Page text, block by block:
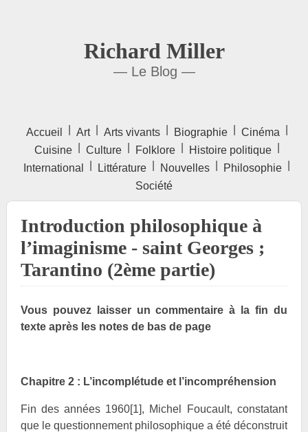
Richard Miller
— Le Blog —
Accueil Art Arts vivants Biographie Cinéma
Cuisine
Culture Folklore Histoire politique
International
Littérature Nouvelles Philosophie
Société
Introduction philosophique à
l’imaginisme - saint Georges ;
Tarantino (2ème partie)
Vous pouvez laisser un commentaire à la fin du
texte après les notes de bas de page
Chapitre 2 : L’incomplétude et l’incompréhension
Fin des années 1960[1], Michel Foucault, constatant
que le questionnement philosophique a été déconstruit